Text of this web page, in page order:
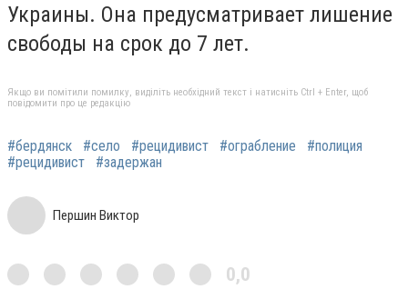
Украины. Она предусматривает лишение
свободы на срок до 7 лет.
Якщо ви помітили помилку, виділіть необхідний текст і натисніть Ctrl + Enter, щоб
повідомити про це редакцію
#бердянск #село #рецидивист #ограбление
#полиция
#рецидивист
#задержан
Першин Виктор
0,0